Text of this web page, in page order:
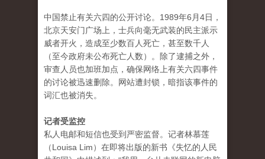
中国禁止有关六四的公开讨论。1989年6月4日，
北京天安门广场上，士兵向毫无武装的民主派示
威者开火，造成至少数百人死亡，甚至数千人
（至今政府未公布死亡人数）。除了逮捕之外，
审查人员也加班加点，确保网络上有关六四事件
的讨论被迅速删除。网站遭封锁，暗指该事件的
词汇也被消失。
记者受监控
私人电邮和短信也受到严密监督。记者林慕莲
（Louisa Lim）在即将出版的新书《失忆的人民